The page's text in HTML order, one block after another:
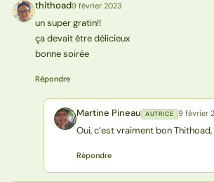
T thithoad9 février 2023
un super gratin!!
ça devait être délicieux
bonne soirée
Répondre
MP Martine Pineau AUTRICE 9 février
Oui, c’est vraiment bon
Répondre